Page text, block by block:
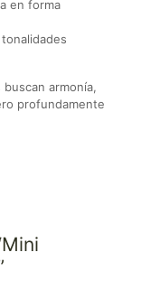
en forma
armonía,
profundamente